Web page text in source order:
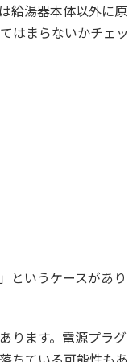
給湯器本体以外に原
はまらないかチェッ
というケースがあり
ります。電源プラグ